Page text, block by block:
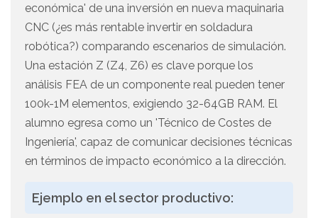
económica' de una inversión en nueva maquinaria
CNC (¿es más rentable invertir en soldadura
robótica?) comparando escenarios de simulación.
Una estación Z (Z4, Z6) es clave porque los
análisis FEA de un componente real pueden tener
100k-1M elementos, exigiendo 32-64GB RAM. El
alumno egresa como un 'Técnico de Costes de
Ingeniería', capaz de comunicar decisiones técnicas
en términos de impacto económico a la dirección.
Ejemplo en el sector productivo: